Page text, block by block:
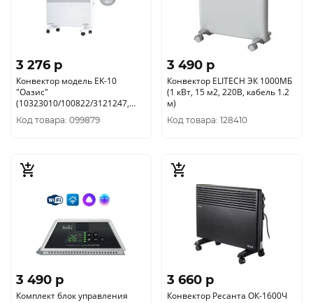
3 276 p
Конвектор модель EK-10
"Оазис"
(10323010/100822/3121247,
КИТАЙ )
Код товара: 099879
3 490 p
Конвектор ELITECH ЭК 1000МБ
(1 кВт, 15 м2, 220В, кабель 1.2
м)
Код товара: 128410
3 490 p
Комплект блок управления
3 660 p
Конвектор Ресанта ОК-1600Ч